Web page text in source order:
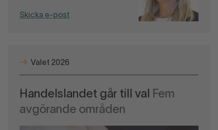
Skicka e-post
Valet 2026
Handelslandet går till val
Fem
avgörande områden